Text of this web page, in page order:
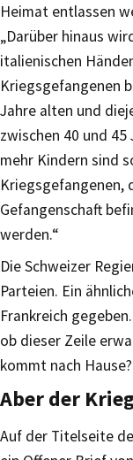
Heimat entlassen
„Darüber hinaus
italienischen
Kriegsgefangenen
Jahre alten und
zwischen 40 und
mehr Kindern sind
Kriegsgefangenen,
Gefangenschaft
werden.“
Die Schweizer
Parteien. Ein
Frankreich
ob dieser Zeile
kommt nach
Aber der
Auf der Titelseite